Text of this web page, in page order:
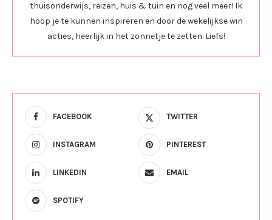
thuisonderwijs, reizen, huis & tuin en nog veel meer! Ik
hoop je te kunnen inspireren en door de wekelijkse win
acties, heerlijk in het zonnetje te zetten. Liefs!
FACEBOOK TWITTER
INSTAGRAM PINTEREST
LINKEDIN EMAIL
SPOTIFY